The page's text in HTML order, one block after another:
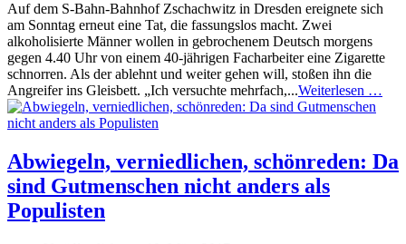
Auf dem S-Bahn-Bahnhof Zschachwitz in Dresden ereignete sich
am Sonntag erneut eine Tat, die fassungslos macht. Zwei
alkoholisierte Männer wollen in gebrochenem Deutsch morgens
gegen 4.40 Uhr von einem 40-jährigen Facharbeiter eine Zigarette
schnorren. Als der ablehnt und weiter gehen will, stoßen ihn die
Angreifer ins Gleisbett. „Ich versuchte mehrfach,...Weiterlesen …
Abwiegeln, verniedlichen, schönreden: Da
sind Gutmenschen nicht anders als
Populisten